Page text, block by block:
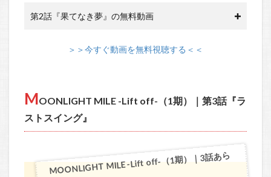
第2話『果てなき夢』の無料動画
＞＞今すぐ動画を無料視聴する＜＜
MOONLIGHT MILE -Lift off-（1期）｜第3話『ラ
ストスイング』
MOONLIGHT MILE -Lift off-（1期）｜3話あら